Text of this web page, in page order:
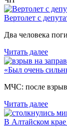
Вертолет с
Два человека
Читать далее
«Был очень
МЧС: после
Читать далее
В Алтайском